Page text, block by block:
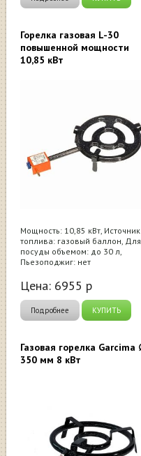
Горелка газовая L-30
повышенной мощности
10,85 кВт
Мощность: 10,85 кВт, Источник
топлива: газовый баллон, Для
посуды объемом: до 30 л,
Пьезоподжиг: нет
Цена: 6955 р
Подробнее КУПИТЬ
Газовая горелка Garcima
350 мм 8 кВт